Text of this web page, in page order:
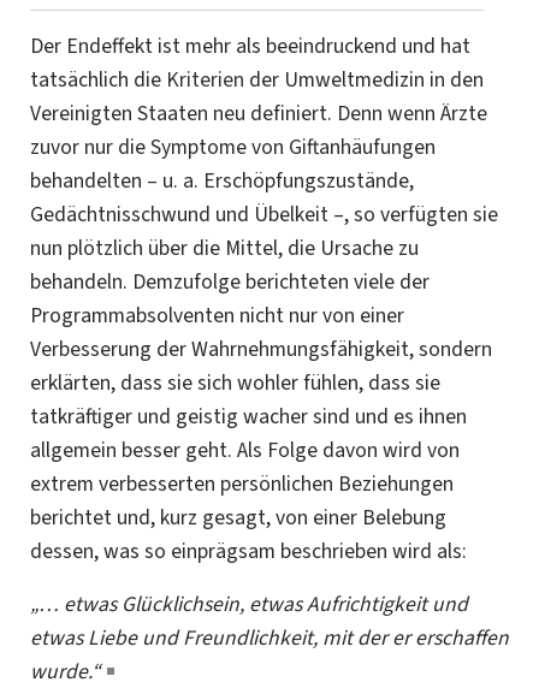
Der Endeffekt ist mehr als beeindruckend und hat
tatsächlich die Kriterien der Umweltmedizin in den
Vereinigten Staaten neu definiert. Denn wenn Ärzte
zuvor nur die Symptome von Giftanhäufungen
behandelten – u. a. Erschöpfungszustände,
Gedächtnisschwund und Übelkeit –, so verfügten sie
nun plötzlich über die Mittel, die Ursache zu
behandeln. Demzufolge berichteten viele der
Programmabsolventen nicht nur von einer
Verbesserung der Wahrnehmungsfähigkeit, sondern
erklärten, dass sie sich wohler fühlen, dass sie
tatkräftiger und geistig wacher sind und es ihnen
allgemein besser geht. Als Folge davon wird von
extrem verbesserten persönlichen Beziehungen
berichtet und, kurz gesagt, von einer Belebung
dessen, was so einprägsam beschrieben wird als:
„… etwas Glücklichsein, etwas Aufrichtigkeit und
etwas Liebe und Freundlichkeit, mit der er erschaffen
wurde.“